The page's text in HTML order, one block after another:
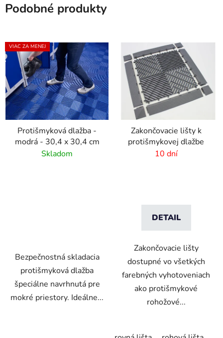
Podobné produkty
VIAC ZA MENEJ
Protišmyková dlažba -
modrá - 30,4 x 30,4 cm
Skladom
Bezpečnostná skladacia
protišmyková dlažba
špeciálne navrhnutá pre
mokré priestory. Ideálne...
Zakončovacie lišty k
protišmykovej dlažbe
10 dní
DETAIL
Zakončovacie lišty
dostupné vo všetkých
farebných vyhotoveniach
ako protišmykové
rohožové...